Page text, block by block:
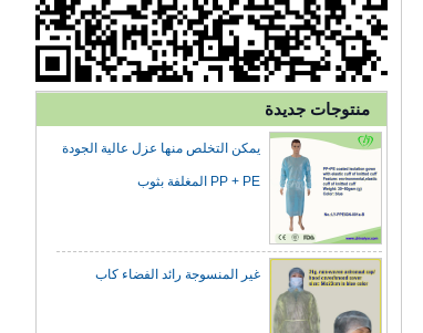
منتوجات جديدة
طبقات من الأذن للاستخدام مرة
واحدة للرعاية الصحية
PP + PE المغلفة بثوب